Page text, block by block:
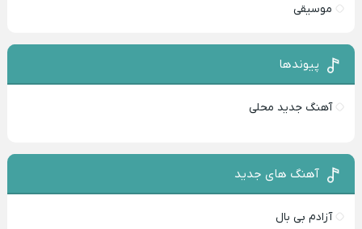
موسیقی
پیوندها
آهنگ جدید محلی
آهنگ های جدید
آزادم بی بال